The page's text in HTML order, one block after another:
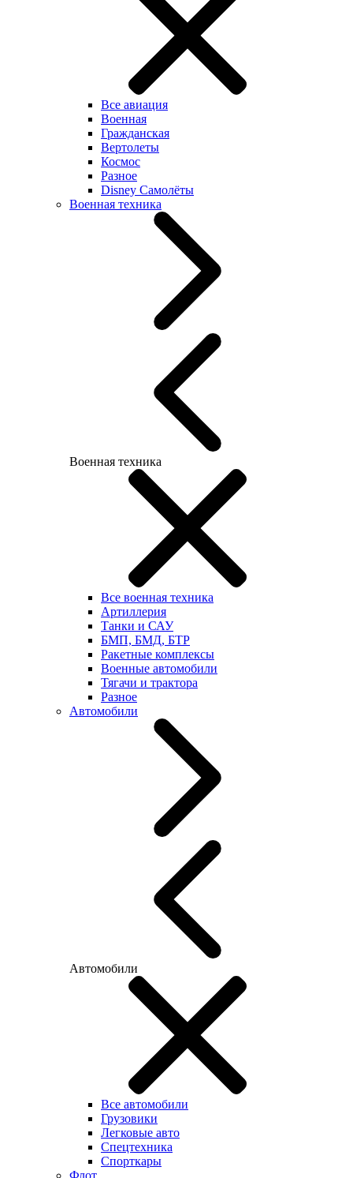
Все авиация
Военная
Гражданская
Вертолеты
Космос
Разное
Disney Самолёты
Военная техника
Военная техника
Все военная техника
Артиллерия
Танки и САУ
БМП, БМД, БТР
Ракетные комплексы
Военные автомобили
Тягачи и трактора
Разное
Автомобили
Автомобили
Все автомобили
Грузовики
Легковые авто
Спецтехника
Спорткары
Флот